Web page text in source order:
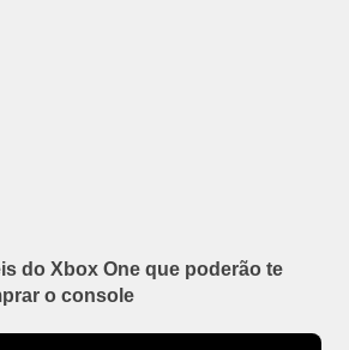
do Xbox One que poderão te
o console